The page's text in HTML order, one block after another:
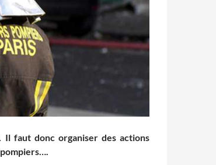
faut donc organiser des actions